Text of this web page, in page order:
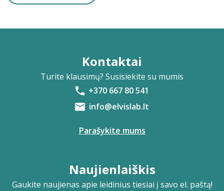
Kontaktai
Turite klausimų? Susisiekite su mumis
+370 667 80 541
info@elvislab.lt
Parašykite mums
Naujienlaiškis
Gaukite naujienas apie leidinius tiesiai į savo el. paštą!